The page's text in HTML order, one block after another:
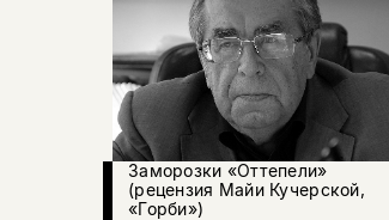
Заморозки «Оттепели»
(рецензия Майи Кучерской,
«Горби»)